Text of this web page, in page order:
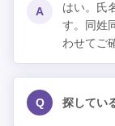
A
はい。氏
す。同姓
わせてご
Q 探してい